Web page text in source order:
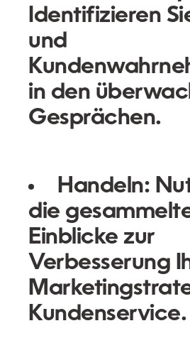
Identifizieren
und
in den
Gesprächen.
Handeln:
die
Einblicke zur
Verbesserung
Kundenservice.